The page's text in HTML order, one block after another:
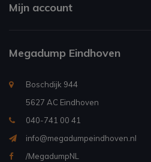
Mijn account
Megadump Eindhoven
Boschdijk 944
5627 AC Eindhoven
040-741 00 41
info@megadumpeindhoven.nl
/MegadumpNL